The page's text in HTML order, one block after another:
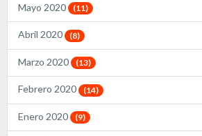
Mayo 2020 (11)
Abril 2020 (8)
Marzo 2020 (13)
Febrero 2020 (14)
Enero 2020 (9)